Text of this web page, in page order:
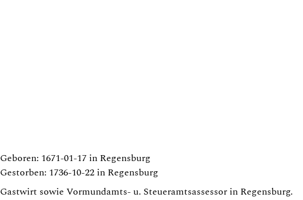
Geboren: 1671-01-17 in Regensburg
Gestorben: 1736-10-22 in Regensburg
Gastwirt sowie Vormundamts- u. Steueramtsassessor in Regensburg.